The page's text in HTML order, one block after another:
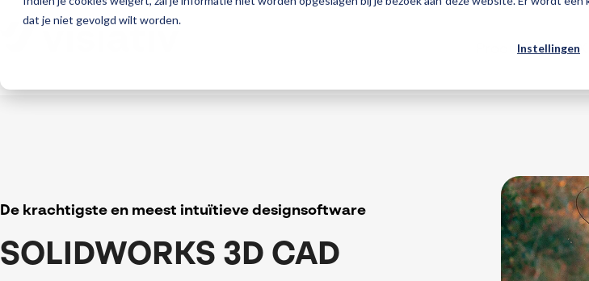
dat je niet gevolgd wilt worden.
Instellingen
Producten
De krachtigste en meest intuïtieve designsoftware
SOLIDWORKS 3D CAD